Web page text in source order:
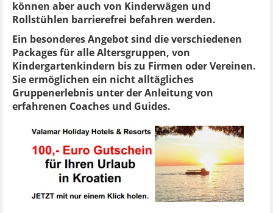
können aber auch von Kinderwägen und
Rollstühlen barrierefrei befahren werden.
Ein besonderes Angebot sind die verschiedenen
Packages für alle Altersgruppen, von
Kindergartenkindern bis zu Firmen oder Vereinen.
Sie ermöglichen ein nicht alltägliches
Gruppenerlebnis unter der Anleitung von
erfahrenen Coaches und Guides.